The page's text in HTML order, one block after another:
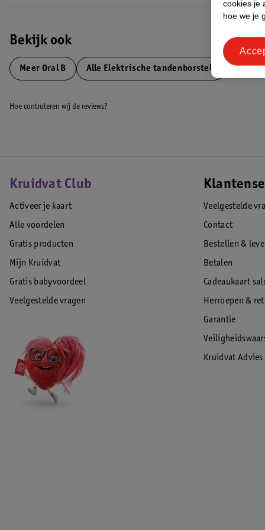
• Profiteer van een betrouwbare langdurige batterij met led-
• Oral-B is het meest gebruikte tandenborstelmerk door tandartsen
EAN code:8001090916570
Bekijk ook
Meer Oral B Alle Elektrische tandenborstels
Hoe controleren wij de reviews?
Kruidvat Club
Activeer je kaart
Alle voordelen
Gratis producten
Mijn Kruidvat
Gratis babyvoordeel
Veelgestelde vragen
Veelgestelde
Contact
Bestellen &
Betalen
Cadeaukaart
Herroepen &
Garantie
Kruidvat Advies
cookies je
hoe we je